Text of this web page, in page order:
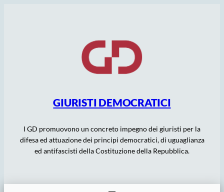
GIURISTI DEMOCRATICI
I GD promuovono un concreto impegno dei giuristi per la
difesa ed attuazione dei principi democratici, di uguaglianza
ed antifascisti della Costituzione della Repubblica.